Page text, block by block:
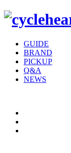
GUIDE
BRAND
PICKUP
Q&A
NEWS